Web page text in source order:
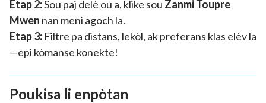
Etap 2:Sou paj delè ou a, klike sou Zanmi Toupre
Mwen nan meni agoch la.
Etap 3: Filtre pa distans, lekòl, ak preferans klas elèv la
—epi kòmanse konekte!
Poukisa li enpòtan